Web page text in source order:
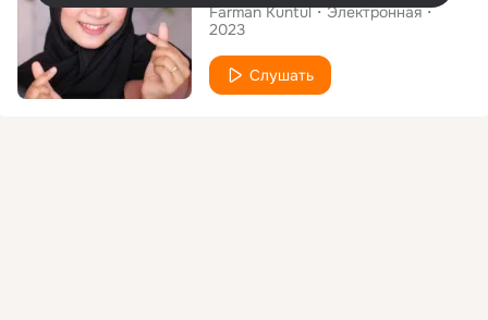
Farman Kuntul
Электронная
2023
Слушать